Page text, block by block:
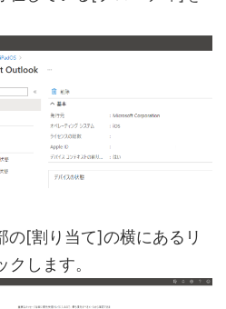
の[割り当て]の横にあるリ
します。